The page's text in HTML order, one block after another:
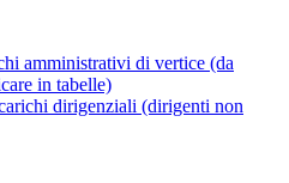
amministrativi di vertice (da
in tabelle)
dirigenziali (dirigenti non